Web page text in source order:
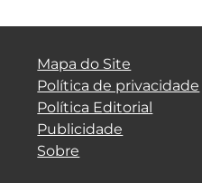
Mapa do Site
Política de privacidade
Política Editorial
Publicidade
Sobre